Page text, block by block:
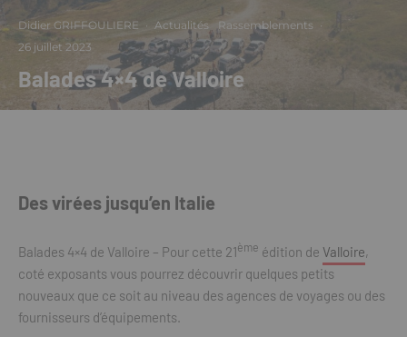
Didier GRIFFOULIERE · Actualités Rassemblements ·
26 juillet 2023
Balades 4×4 de Valloire
Des virées jusqu’en Italie
Balades 4×4 de Valloire – Pour cette 21ème édition de Valloire,
coté exposants vous pourrez découvrir quelques petits
nouveaux que ce soit au niveau des agences de voyages ou des
fournisseurs d’équipements.